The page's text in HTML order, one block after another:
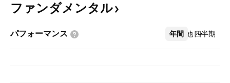
ファンダメンタル
パフォーマンス 年間 四半期
その他